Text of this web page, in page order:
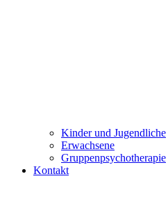
Kinder und Jugendliche
Erwachsene
Gruppenpsychotherapie
Kontakt